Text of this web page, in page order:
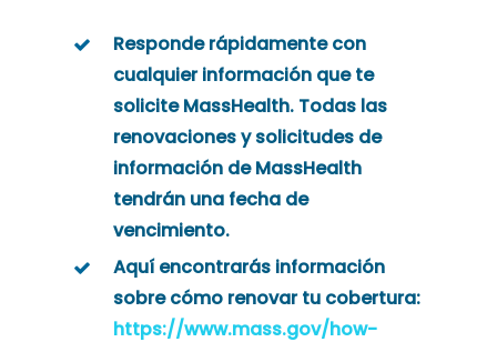
Responde rápidamente con
cualquier información que te
solicite MassHealth. Todas las
renovaciones y solicitudes de
información de MassHealth
tendrán una fecha de
vencimiento.
Aquí encontrarás información
sobre cómo renovar tu cobertura:
https://www.mass.gov/how-